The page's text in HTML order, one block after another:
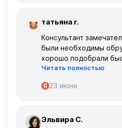
Т татьяна г.
Консультант
были необходимы
хорошо подобрали
главное, что все
Читать полностью
23 июня
Э Эльвира С.